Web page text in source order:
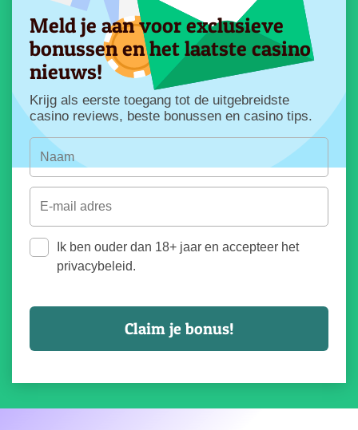
Meld je aan voor exclusieve
bonussen en het laatste casino
nieuws!
Krijg als eerste toegang tot de uitgebreidste
casino reviews, beste bonussen en casino tips.
Ik ben ouder dan 18+ jaar en accepteer het
privacybeleid.